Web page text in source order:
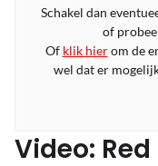
Schakel dan
of
Of klik hierom de
wel dat er
Video: